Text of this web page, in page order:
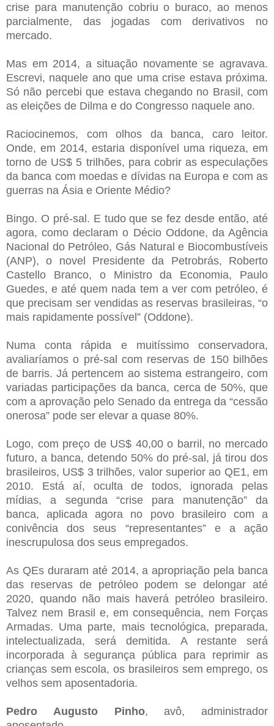
crise para manutenção cobriu o buraco, ao menos
parcialmente, das jogadas com derivativos no
mercado.
Mas em 2014, a situação novamente se agravava.
Escrevi, naquele ano que uma crise estava próxima.
Só não percebi que estava chegando no Brasil, com
as eleições de Dilma e do Congresso naquele ano.
Raciocinemos, com olhos da banca, caro leitor.
Onde, em 2014, estaria disponível uma riqueza, em
torno de US$ 5 trilhões, para cobrir as especulações
da banca com moedas e dívidas na Europa e com as
guerras na Ásia e Oriente Médio?
Bingo. O pré-sal. E tudo que se fez desde então, até
agora, como declaram o Décio Oddone, da Agência
Nacional do Petróleo, Gás Natural e Biocombustíveis
(ANP), o novel Presidente da Petrobrás, Roberto
Castello Branco, o Ministro da Economia, Paulo
Guedes, e até quem nada tem a ver com petróleo, é
que precisam ser vendidas as reservas brasileiras, “o
mais rapidamente possível” (Oddone).
Numa conta rápida e muitíssimo conservadora,
avaliaríamos o pré-sal com reservas de 150 bilhões
de barris. Já pertencem ao sistema estrangeiro, com
variadas participações da banca, cerca de 50%, que
com a aprovação pelo Senado da entrega da “cessão
onerosa” pode ser elevar a quase 80%.
Logo, com preço de US$ 40,00 o barril, no mercado
futuro, a banca, detendo 50% do pré-sal, já tirou dos
brasileiros, US$ 3 trilhões, valor superior ao QE1, em
2010. Está aí, oculta de todos, ignorada pelas
mídias, a segunda “crise para manutenção” da
banca, aplicada agora no povo brasileiro com a
conivência dos seus “representantes” e a ação
inescrupulosa dos seus empregados.
As QEs duraram até 2014, a apropriação pela banca
das reservas de petróleo podem se delongar até
2020, quando não mais haverá petróleo brasileiro.
Talvez nem Brasil e, em consequência, nem Forças
Armadas. Uma parte, mais tecnológica, preparada,
intelectualizada, será demitida. A restante será
incorporada à segurança pública para reprimir as
crianças sem escola, os brasileiros sem emprego, os
velhos sem aposentadoria.
Pedro Augusto Pinho, avô, administrador